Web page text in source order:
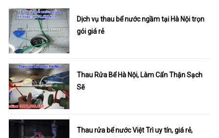
Dịch vụ thau bể nước ngầm tại Hà Nội trọn
gói giá rẻ
Thau Rửa Bể Hà Nội, Làm Cẩn Thận Sạch
Sẽ
Thau rửa bể nước Việt Trì uy tín, giá rẻ,